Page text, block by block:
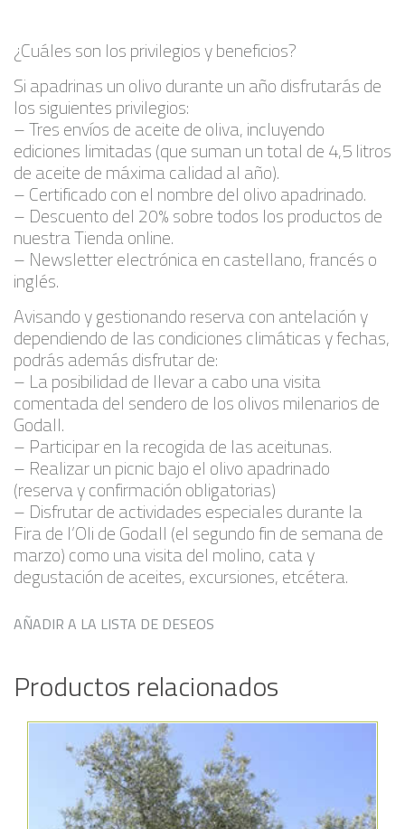
¿Cuáles son los privilegios y beneficios?
Si apadrinas un olivo durante un año disfrutarás de
los siguientes privilegios:
– Tres envíos de aceite de oliva, incluyendo
ediciones limitadas (que suman un total de 4,5 litros
de aceite de máxima calidad al año).
– Certificado con el nombre del olivo apadrinado.
– Descuento del 20% sobre todos los productos de
nuestra Tienda online.
– Newsletter electrónica en castellano, francés o
inglés.
Avisando y gestionando reserva con antelación y
dependiendo de las condiciones climáticas y fechas,
podrás además disfrutar de:
– La posibilidad de llevar a cabo una visita
comentada del sendero de los olivos milenarios de
Godall.
– Participar en la recogida de las aceitunas.
– Realizar un picnic bajo el olivo apadrinado
(reserva y confirmación obligatorias)
– Disfrutar de actividades especiales durante la
Fira de l’Oli de Godall (el segundo fin de semana de
marzo) como una visita del molino, cata y
degustación de aceites, excursiones, etcétera.
AÑADIR A LA LISTA DE DESEOS
Productos relacionados
Añadir a la lista de deseos